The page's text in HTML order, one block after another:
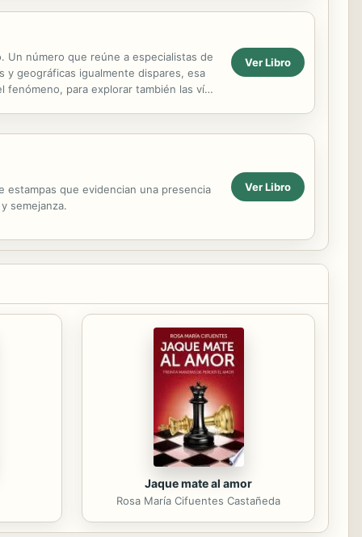
Un número que reúne a especialistas de
geográficas igualmente dispares, esa
para explorar también las vías
Ver Libro
que evidencian una presencia
semejanza.
Ver Libro
Jaque mate al amor
Rosa María Cifuentes Castañeda